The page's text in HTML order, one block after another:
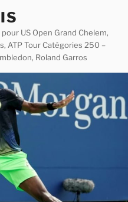
US Open Grand Chelem,
ATP Tour Catégories 250 –
Roland Garros